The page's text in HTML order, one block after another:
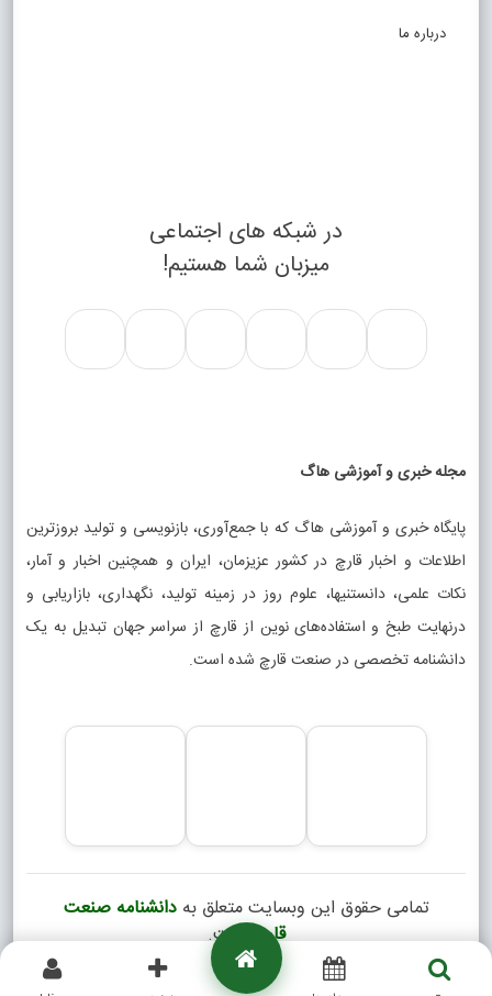
درباره ما
در شبکه های اجتماعی
میزبان شما هستیم!
مجله خبری و آموزشی هاگ
پایگاه خبری و آموزشی هاگ که با جمع‌آوری، بازنویسی و تولید بروزترین
اطلاعات و اخبار قارچ در کشور عزیزمان، ایران و همچنین اخبار و آمار،
نکات علمی، دانستنیها، علوم روز در زمینه تولید، نگهداری، بازاریابی و
درنهایت طبخ و استفاده‌های نوین از قارچ از سراسر جهان تبدیل به یک
دانشنامه تخصصی در صنعت قارچ شده است.
تمامی حقوق این وبسایت متعلق بهدانشنامه صنعت
قارچ است.
Copyright © 2026